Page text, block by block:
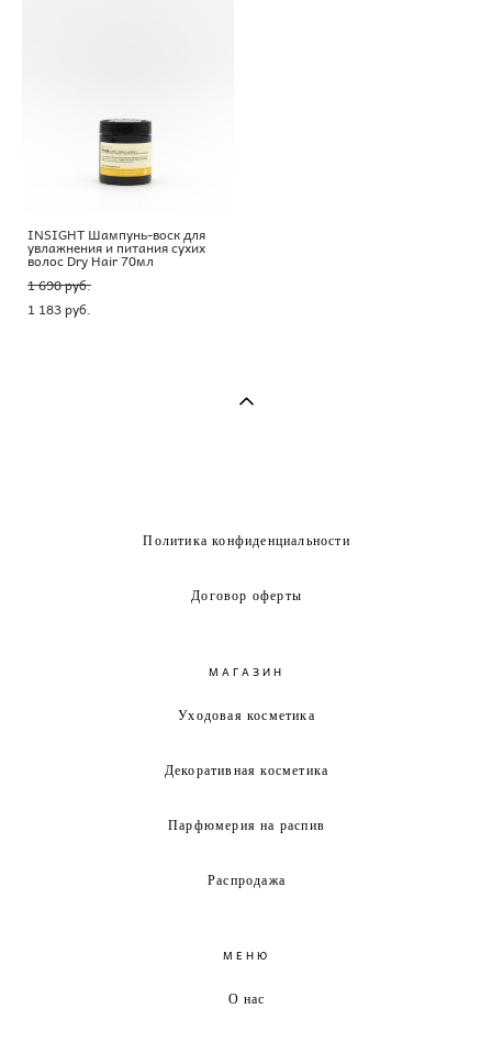
INSIGHT Шампунь-воск для
увлажнения и питания сухих
волос Dry Hair 70мл
1 690 pуб.
1 183 pуб.
Политика конфиденциальности
Договор оферты
МАГАЗИН
Уходовая косметика
Декоративная косметика
Парфюмерия на распив
Распродажа
МЕНЮ
О нас